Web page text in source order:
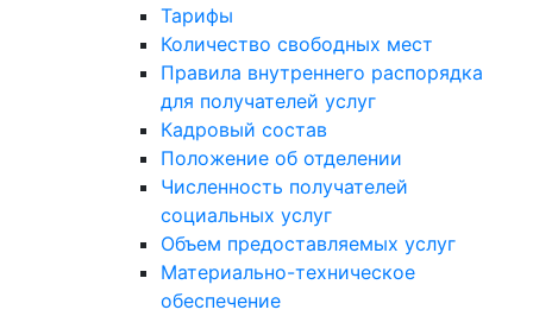
Тарифы
Количество свободных мест
Правила внутреннего распорядка
для получателей услуг
Кадровый состав
Положение об отделении
Численность получателей
социальных услуг
Объем предоставляемых услуг
Материально-техническое
обеспечение